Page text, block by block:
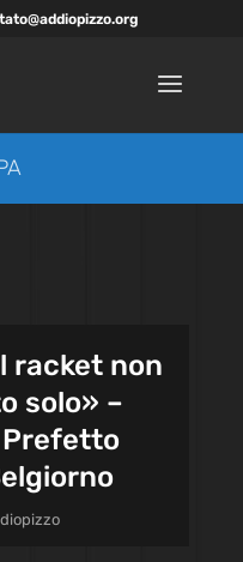
racket non
solo» –